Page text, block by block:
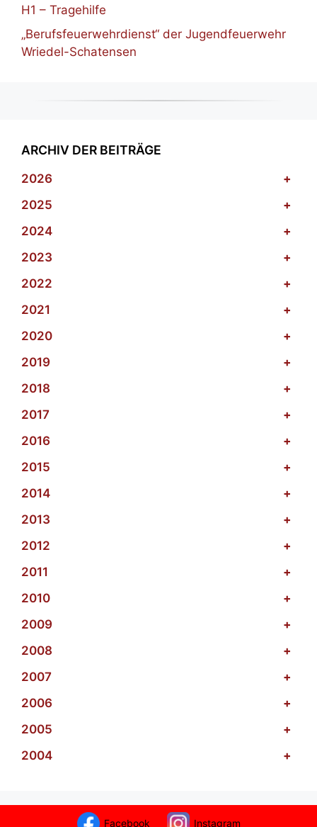
H1 – Tragehilfe
„Berufsfeuerwehrdienst“ der Jugendfeuerwehr
Wriedel-Schatensen
ARCHIV DER BEITRÄGE
2026
+
2025
+
2024
+
2023
+
2022
+
2021
+
2020
+
2019
+
2018
+
2017
+
2016
+
2015
+
2014
+
2013
+
2012
+
2011
+
2010
+
2009
+
2008
+
2007
+
2006
+
2005
+
2004
+
Facebook Instagram